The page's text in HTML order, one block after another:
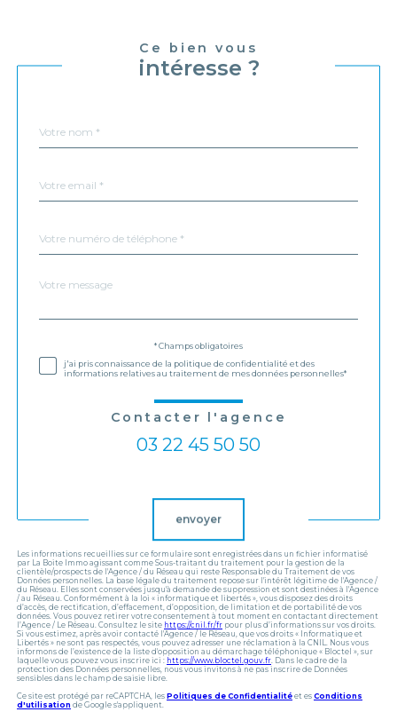
Ce bien vous
intéresse ?
par
*
*
*
Fieldset
Message
*
* Champs obligatoires
j'ai pris connaissance de la politique de confidentialité et des
informations relatives au traitement de mes données personnelles*
Contacter l'agence
03 22 45 50 50
envoyer
Les informations recueillies sur ce formulaire sont enregistrées dans un fichier informatisé
par La Boite Immo agissant comme Sous-traitant du traitement pour la gestion de la
clientèle/prospects de l'Agence / du Réseau qui reste Responsable du Traitement de vos
Données personnelles. La base légale du traitement repose sur l'intérêt légitime de l'Agence /
du Réseau. Elles sont conservées jusqu'à demande de suppression et sont destinées à l'Agence
/ au Réseau. Conformément à la loi « informatique et libertés », vous disposez des droits
d’accès, de rectification, d’effacement, d’opposition, de limitation et de portabilité de vos
données. Vous pouvez retirer votre consentement à tout moment en contactant directement
l’Agence / Le Réseau. Consultez le site https://cnil.fr/fr pour plus d’informations sur vos droits.
Si vous estimez, après avoir contacté l'Agence / le Réseau, que vos droits « Informatique et
Libertés » ne sont pas respectés, vous pouvez adresser une réclamation à la CNIL. Nous vous
informons de l’existence de la liste d'opposition au démarchage téléphonique « Bloctel », sur
laquelle vous pouvez vous inscrire ici : https://www.bloctel.gouv.fr . Dans le cadre de la
protection des Données personnelles, nous vous invitons à ne pas inscrire de Données
sensibles dans le champ de saisie libre.
Ce site est protégé par reCAPTCHA, les Politiques de Confidentialité et es Conditions
d'utilisation de Google s'appliquent.